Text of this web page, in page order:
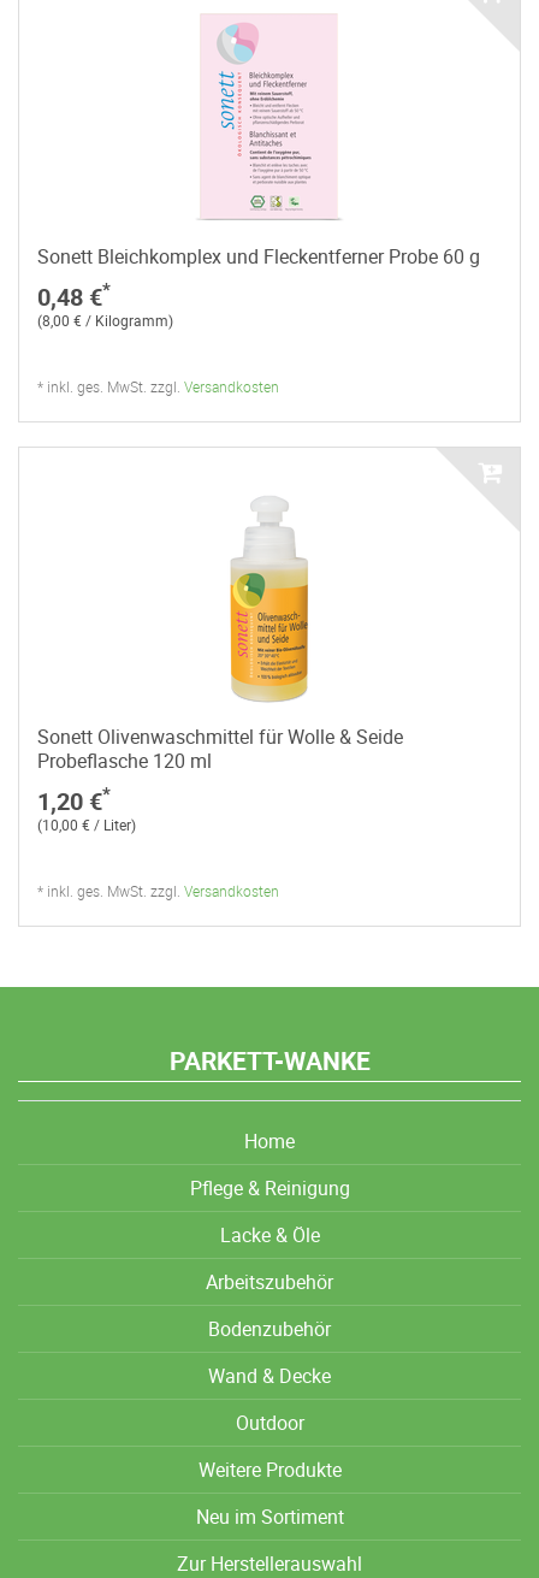
Sonett Bleichkomplex und Fleckentferner Probe 60 g
0,48 €*
(8,00 € / Kilogramm)
* inkl. ges. MwSt. zzgl. Versandkosten
Sonett Olivenwaschmittel für Wolle & Seide
Probeflasche 120 ml
1,20 €*
(10,00 € / Liter)
* inkl. ges. MwSt. zzgl. Versandkosten
PARKETT-WANKE
Home
Pflege & Reinigung
Lacke & Öle
Arbeitszubehör
Bodenzubehör
Wand & Decke
Outdoor
Weitere Produkte
Neu im Sortiment
Zur Herstellerauswahl